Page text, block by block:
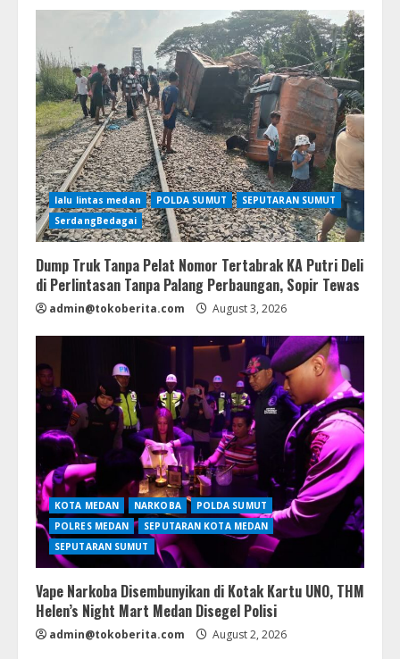
lalu lintas medan POLDA SUMUT
SEPUTARAN SUMUT
SerdangBedagai
Dump Truk Tanpa Pelat Nomor Tertabrak KA Putri Deli
di Perlintasan Tanpa Palang Perbaungan, Sopir Tewas
admin@tokoberita.com August 3, 2026
KOTA MEDAN NARKOBA
POLDA SUMUT
POLRES MEDAN
SEPUTARAN KOTA MEDAN
SEPUTARAN SUMUT
Vape Narkoba Disembunyikan di Kotak Kartu UNO, THM
Helen’s Night Mart Medan Disegel Polisi
admin@tokoberita.com August 2, 2026